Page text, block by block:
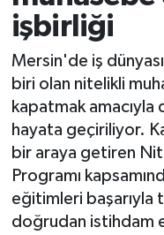
işbirliği
Mersin'de iş
biri olan nitelikli
kapatmak
hayata geçiriliyor.
bir araya getiren
Programı
eğitimleri başarıyla
doğrudan istihdam